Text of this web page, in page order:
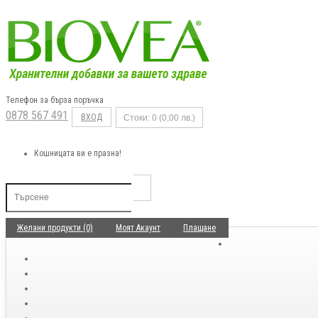
Телефон за бърза поръчка
0878 567 491 ВХОД Стоки: 0 (0,00 лв.)
Кошницата ви е празна!
Желани продукти (0) Моят Акаунт Плащане